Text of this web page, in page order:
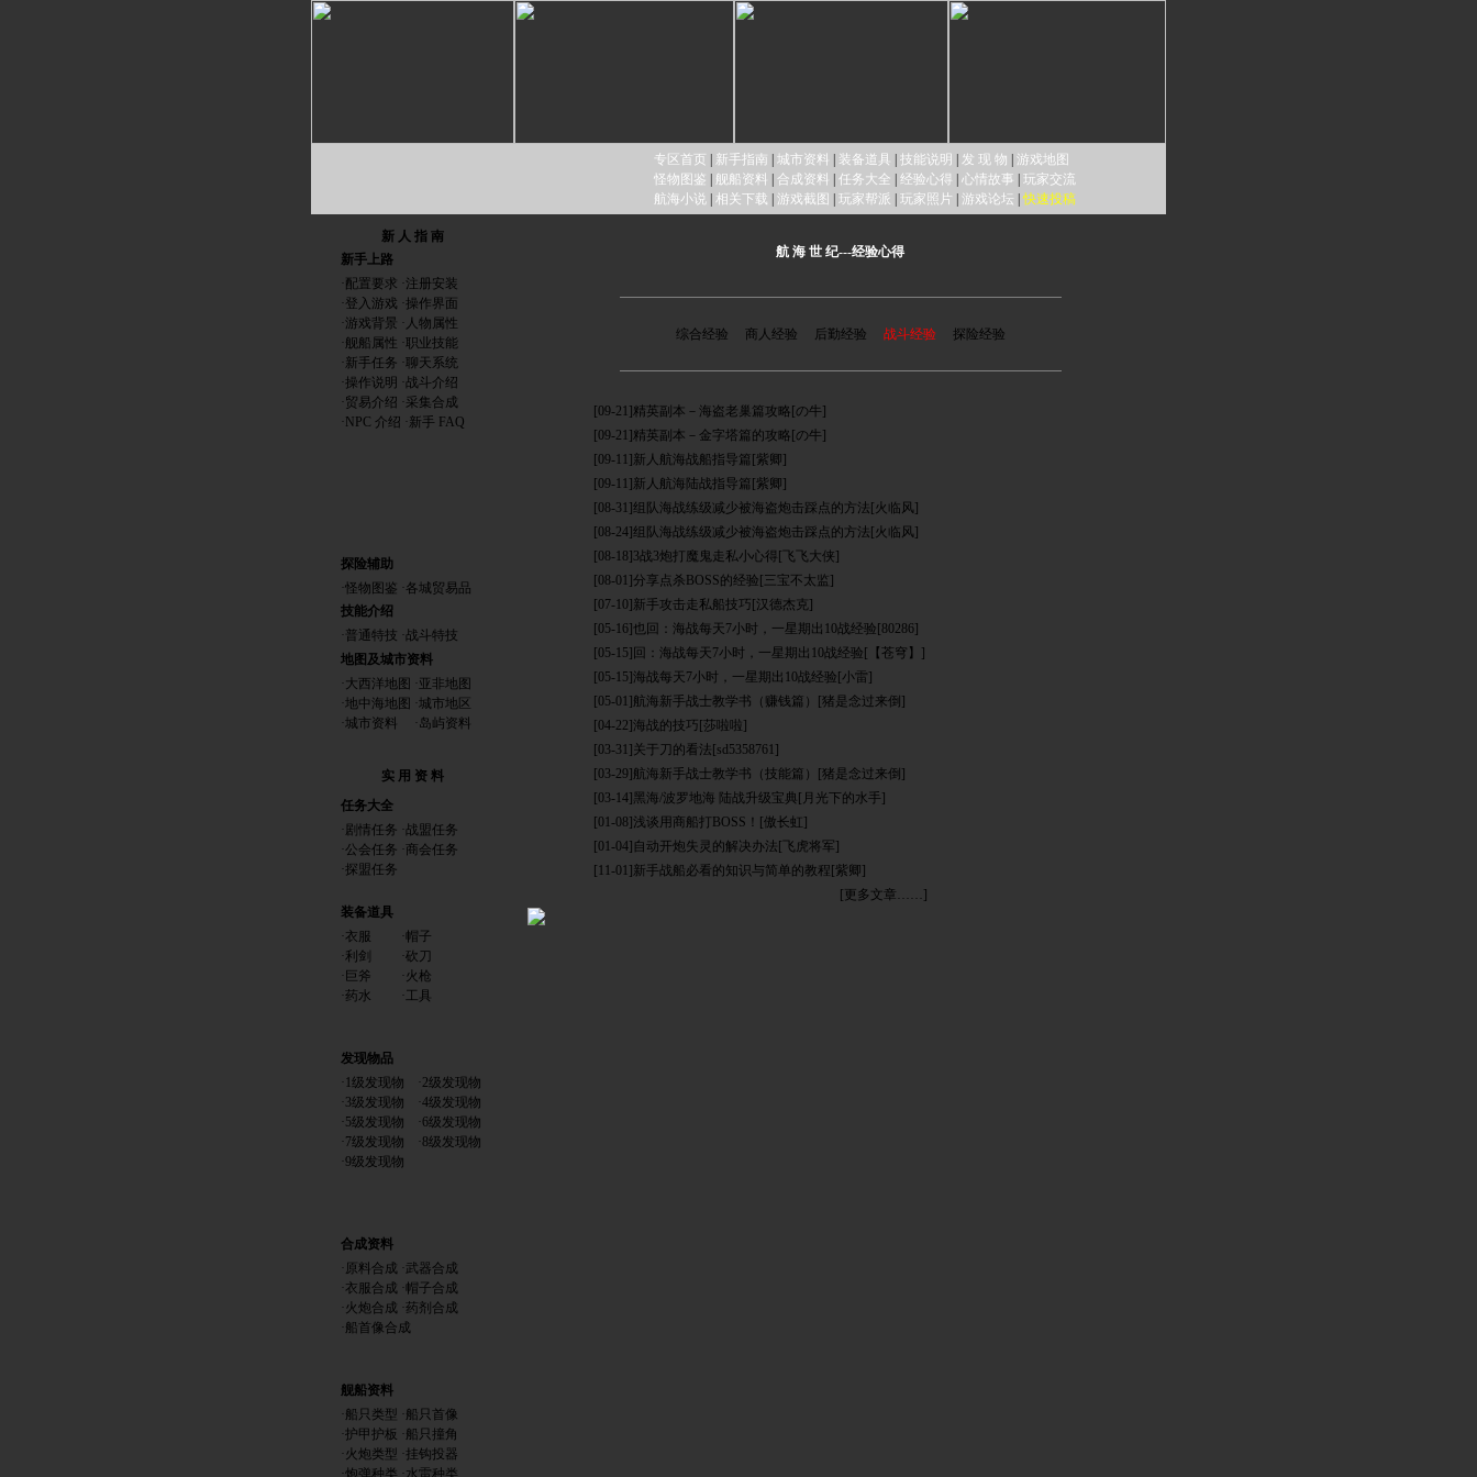
专区首页 新手指南 城市资料 装备道具 技能说明 发 现 物
游戏地图
怪物图鉴
舰船资料 合成资料 任务大全 经验心得 心情故事
玩家交流
航海小说 相关下载 游戏截图 玩家帮派 玩家照片 游戏论坛 |快速投稿
新 人 指 南
新手上路
·配置要求 ·注册安装
·登入游戏 ·操作界面
·游戏背景 · 人物属性
·舰船属性 ·职业技能
·新手任务 ·聊天系统
·操作说明 ·战斗介绍
·贸易介绍 ·采集合成
· NPC 介绍 ·新手 FAQ
探险辅助
·怪物图鉴 ·各城贸易品
技能介绍
·普通特技 ·战斗特技
地图及城市资料
·大西洋地图 ·亚非地图
·地中海地图 ·城市地区
·城市资料 ·岛屿资料
实 用 资 料
任务大全
· 剧情任务 ·战盟任务
·公会任务 ·商会任务
·探盟任务
装备道具
·衣服 ·帽子
·利剑 ·砍刀
· 巨斧 ·火枪
·药水 ·工具
发现物品
·1级发现物 ·2级发现物
·3级发现物 ·4级发现物
·5级发现物 ·6级发现物
·7级发现物 ·8级发现物
·9级发现物
合成资料
·原料合成 ·武器合成
·衣服合成 ·帽子合成
·火炮合成 ·药剂合成
·船首像合成
舰船资料
·船只类型 ·船只首像
·护甲护板 ·船只撞角
·火炮类型 ·挂钩投器
·炮弹种类 ·水雷种类
航 海 世 纪---经验心得
综合经验 商人经验 后勤经验 战斗经验 探险经验
[09-21]精英副本－海盗老巢篇攻略 [の牛]
[09-21]精英副本－金字塔篇的攻略 [の牛]
[09-11] 新人航海战船指导篇 [紫卿]
[09-11] 新人航海陆战指导篇 [紫卿]
[08-31]组队海战练级减少被海盗炮击踩点的方法 [火临风]
[08-24]组队海战练级减少被海盗炮击踩点的方法 [火临风]
[08-18] 3战3炮打魔鬼走私小心得 [飞飞大侠]
[08-01]分享点杀BOSS的经验 [三宝不太监]
[07-10] 新手攻击走私船技巧 [汉德杰克]
[05-16] 也回：海战每天7小时，一星期出10战经验 [80286]
[05-15] 回：海战每天7小时，一星期出10战经验 [【苍穹】]
[05-15]海战每天7小时，一星期出10战经验 [小雷]
[05-01] 航海新手战士教学书（赚钱篇）
[猪是念过来倒]
[04-22]海战的技巧 [莎啦啦]
[03-31] 关于刀的看法 [sd5358761]
[03-29] 航海新手战士教学书（技能篇）
[猪是念过来倒]
[03-14] 黑海/波罗地海 陆战升级宝典 [月光下的水手]
[01-08]浅谈用商船打BOSS！ [傲长虹]
[01-04] 自动开炮失灵的解决办法 [飞虎将军]
[11-01] 新手战船必看的知识与简单的教程 [紫卿]
[更多文章……]